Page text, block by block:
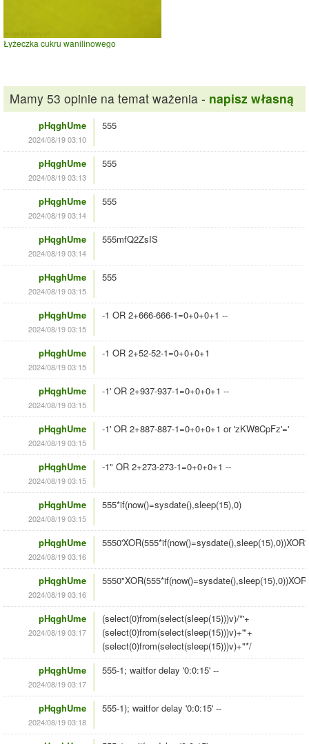
Łyżeczka cukru wanilinowego
Mamy 53 opinie na temat ważenia - napisz własną
pHqghUme
2024/08/19 03:10
555
pHqghUme
2024/08/19 03:13
555
pHqghUme
2024/08/19 03:14
555
pHqghUme
2024/08/19 03:14
555mfQ2ZsIS
pHqghUme
2024/08/19 03:15
555
pHqghUme
2024/08/19 03:15
-1 OR 2+666-666-1=0+0+0+1 --
pHqghUme
2024/08/19 03:15
-1 OR 2+52-52-1=0+0+0+1
pHqghUme
2024/08/19 03:15
-1' OR 2+937-937-1=0+0+0+1 --
pHqghUme
2024/08/19 03:15
-1' OR 2+887-887-1=0+0+0+1 or 'zKW8CpFz'='
pHqghUme
2024/08/19 03:15
-1" OR 2+273-273-1=0+0+0+1 --
pHqghUme
2024/08/19 03:15
555*if(now()=sysdate(),sleep(15),0)
pHqghUme
2024/08/19 03:16
pHqghUme
2024/08/19 03:16
pHqghUme
2024/08/19 03:17
(select(0)from(select(sleep(15)))v)/*'+
(select(0)from(select(sleep(15)))v)+'"+
(select(0)from(select(sleep(15)))v)+"*/
pHqghUme
2024/08/19 03:17
555-1; waitfor delay '0:0:15' --
pHqghUme
2024/08/19 03:18
555-1); waitfor delay '0:0:15' --